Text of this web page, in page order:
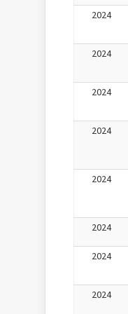
2024
2024
2024
2024
2024
2024
2024
2024